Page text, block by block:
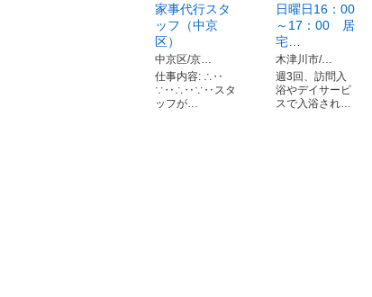
家事代行スタ
ッフ（中京
区）
中京区/京…
仕事内容: ∴‥
∵‥∴‥∵‥スタ
ッフが…
日曜日16：00
～17：00 居
宅…
木津川市/…
週3回、訪問入
浴やデイサービ
スで入浴され…